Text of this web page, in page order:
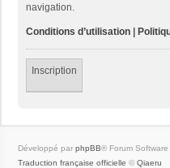
navigation.
Conditions d’utilisation |
Inscription
Développé par phpBB® Forum
Traduction française officielle © Qiaeru